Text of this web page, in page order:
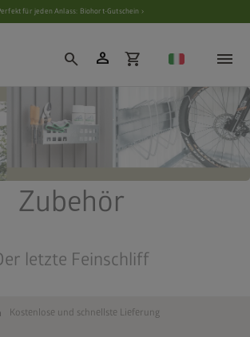
für jeden Anlass: Biohort-Gutschein ›
search person shopping_cart
Zubehör
letzte Feinschliff
Kostenlose und schnellste Lieferung